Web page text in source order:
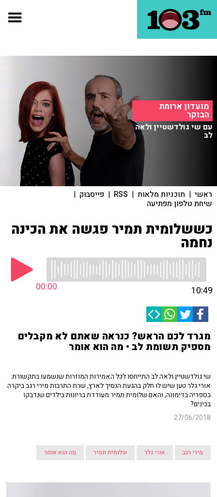
מועדון ארוחת
הבוקר
עם שי גולדשטיין ולאה
לב
ראשי | תוכניות מלאות |
RSS
| פייסבוק |
שיחת טלפון מפתיעה
כששלומית תמיר פגשה את הכינה
נחמה
00:00 10:49
מגרד לכם הראש? כנראה שאתם לא מקבלים
מספיק תשומת לב • מה הוא אומר
שי גולדשטיין ולאה לב התייחסו לכל האמירות המוזרות שנשמעו בתקשורת:
אורי גלר טען שיש לו חלק בהגעת הנסיך לארץ, שרת התרבות מירי רגב ביקרה
בספריה בדימונה, והאם שלומית תמיר מעודדת בריונות בילדים שנדבקו
בכינים?
27/06/2018
מירי רגב אורי גלר שלומית תמיר מה הוא אומר